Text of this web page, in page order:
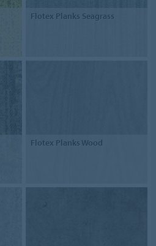
Flotex Planks Seagrass
Flotex Planks Wood